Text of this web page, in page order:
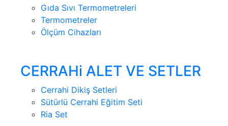
Gıda Sıvı Termometreleri
Termometreler
Ölçüm Cihazları
CERRAHi ALET VE SETLER
Cerrahi Dikiş Setleri
Sütürlü Cerrahi Eğitim Seti
Ria Set